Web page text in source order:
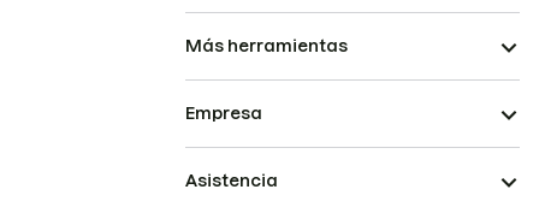
Más herramientas
Empresa
Asistencia